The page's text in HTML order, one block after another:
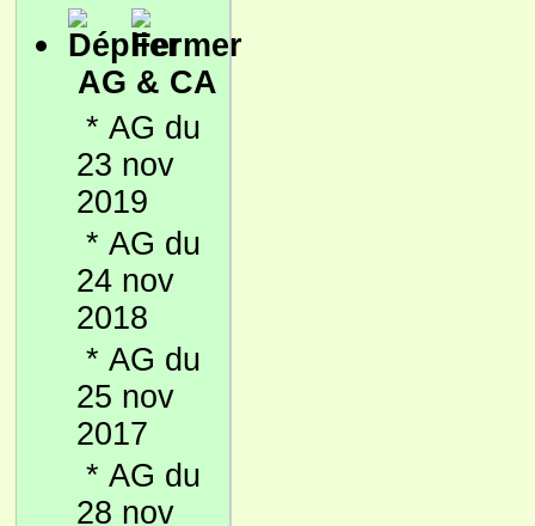
AG & CA
* AG du
23 nov
2019
* AG du
24 nov
2018
* AG du
25 nov
2017
* AG du
28 nov